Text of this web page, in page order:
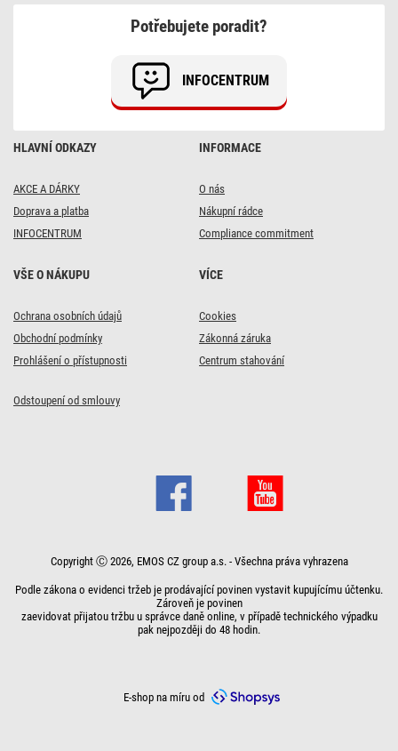
HLAVNÍ ODKAZY
AKCE A DÁRKY
Doprava a platba
INFOCENTRUM
INFORMACE
O nás
Nákupní rádce
Compliance commitment
VŠE O NÁKUPU
Ochrana osobních údajů
Obchodní podmínky
Prohlášení o přístupnosti
VÍCE
Cookies
Zákonná záruka
Centrum stahování
Odstoupení od smlouvy
Potřebujete poradit?
INFOCENTRUM
Copyright Ⓒ 2026, EMOS CZ group a.s. - Všechna práva vyhrazena
Podle zákona o evidenci tržeb je prodávající povinen vystavit kupujícímu účtenku.
Zároveň je povinen
zaevidovat přijatou tržbu u správce daně online, v případě technického výpadku
pak nejpozději do 48 hodin.
E-shop na míru od